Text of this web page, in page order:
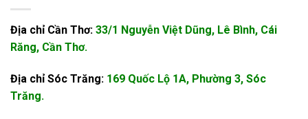
Địa chỉ Cần Thơ: 33/1 Nguyễn Việt Dũng, Lê Bình, Cái
Răng, Cần Thơ.
Địa chỉ Sóc Trăng: 169 Quốc Lộ 1A, Phường 3, Sóc
Trăng.